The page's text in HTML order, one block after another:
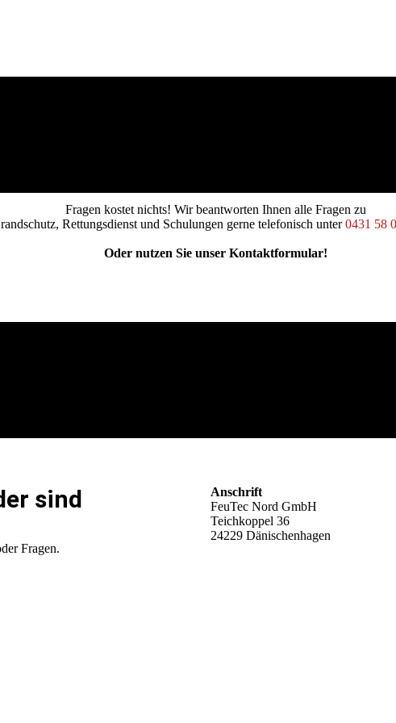
Fragen kostet nichts! Wir beantworten Ihnen alle Fragen zu
Rettungsdienst und Schulungen gerne telefonisch unter0431 58
Oder nutzen Sie unser Kontaktformular!
sind
Fragen.
Anschrift
FeuTec Nord GmbH
Teichkoppel 36
24229 Dänischenhagen